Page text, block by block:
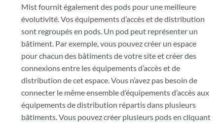
Mist fournit également des pods pour une meilleure
évolutivité. Vos équipements d’accès et de distribution
sont regroupés en pods. Un pod peut représenter un
bâtiment. Par exemple, vous pouvez créer un espace
pour chacun des bâtiments de votre site et créer des
connexions entre les équipements d’accès et de
distribution de cet espace. Vous n’avez pas besoin de
connecter le même ensemble d’équipements d’accès aux
équipements de distribution répartis dans plusieurs
bâtiments. Vous pouvez créer plusieurs pods en cliquant